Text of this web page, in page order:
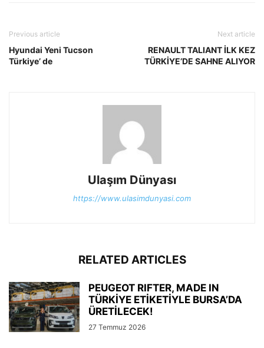
Previous article
Hyundai Yeni Tucson
Türkiye’ de
Next article
RENAULT TALIANT İLK KEZ
TÜRKİYE’DE SAHNE ALIYOR
Ulaşım Dünyası
https://www.ulasimdunyasi.com
RELATED ARTICLES
PEUGEOT RIFTER, MADE IN
TÜRKİYE ETİKETİYLE BURSA’DA
ÜRETİLECEK!
27 Temmuz 2026